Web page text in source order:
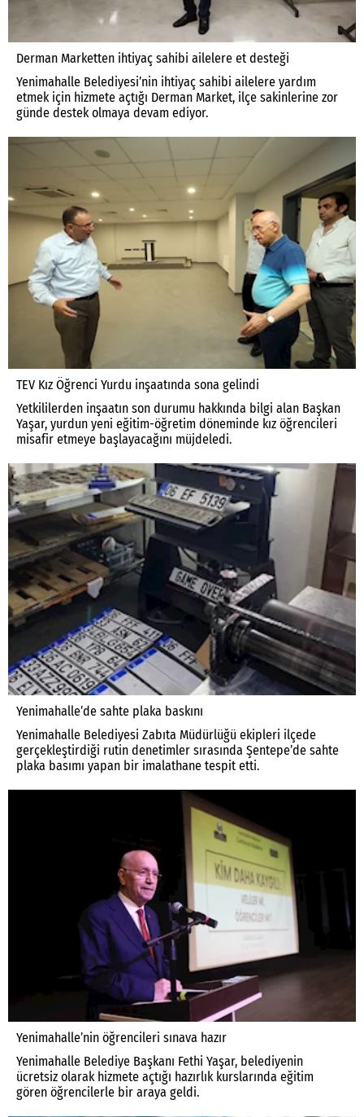
Derman Marketten ihtiyaç sahibi ailelere et desteği
Yenimahalle Belediyesi’nin ihtiyaç sahibi ailelere yardım
etmek için hizmete açtığı Derman Market, ilçe sakinlerine zor
günde destek olmaya devam ediyor.
TEV Kız Öğrenci Yurdu inşaatında sona gelindi
Yetkililerden inşaatın son durumu hakkında bilgi alan Başkan
Yaşar, yurdun yeni eğitim-öğretim döneminde kız öğrencileri
misafir etmeye başlayacağını müjdeledi.
Yenimahalle’de sahte plaka baskını
Yenimahalle Belediyesi Zabıta Müdürlüğü ekipleri ilçede
gerçekleştirdiği rutin denetimler sırasında Şentepe’de sahte
plaka basımı yapan bir imalathane tespit etti.
Yenimahalle’nin öğrencileri sınava hazır
Yenimahalle Belediye Başkanı Fethi Yaşar, belediyenin
ücretsiz olarak hizmete açtığı hazırlık kurslarında eğitim
gören öğrencilerle bir araya geldi.